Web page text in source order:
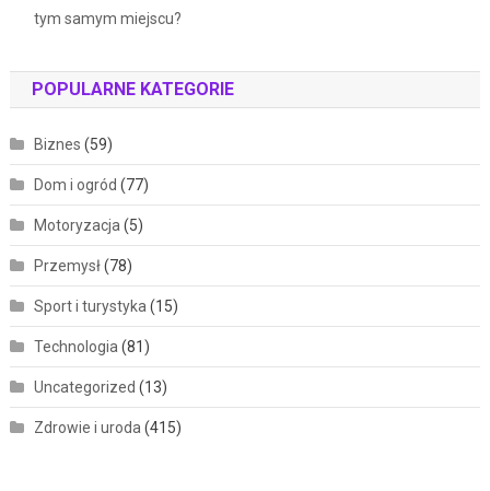
tym samym miejscu?
POPULARNE KATEGORIE
Biznes (59)
Dom i ogród (77)
Motoryzacja (5)
Przemysł(78)
Sport i turystyka (15)
Technologia (81)
Uncategorized (13)
Zdrowie i uroda (415)